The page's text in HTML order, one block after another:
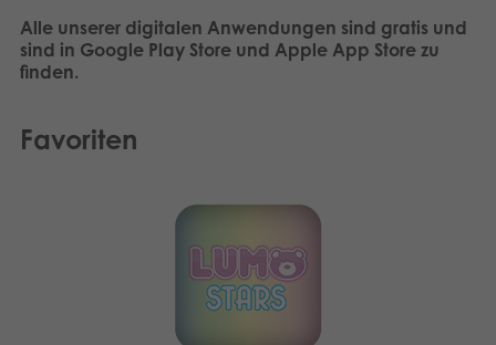
Digitale Anwendungen
Nederlands
Alle unserer digitalen Anwendungen sind gratis und
sind in Google Play Store und Apple App Store zu
finden.
Favoriten